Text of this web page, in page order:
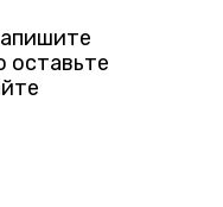
оставьте